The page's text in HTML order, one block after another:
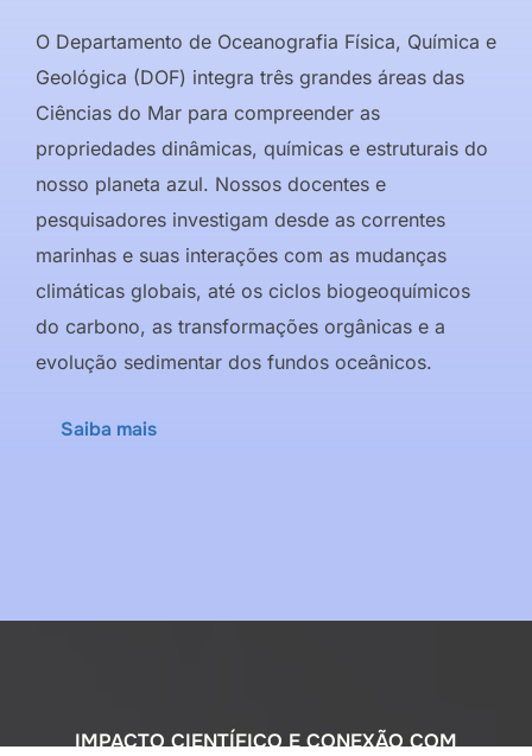
O Departamento de Oceanografia Física, Química e
Geológica (DOF) integra três grandes áreas das
Ciências do Mar para compreender as
propriedades dinâmicas, químicas e estruturais do
nosso planeta azul. Nossos docentes e
pesquisadores investigam desde as correntes
marinhas e suas interações com as mudanças
climáticas globais, até os ciclos biogeoquímicos
do carbono, as transformações orgânicas e a
evolução sedimentar dos fundos oceânicos.
Saiba mais
IMPACTO CIENTÍFICO E CONEXÃO COM